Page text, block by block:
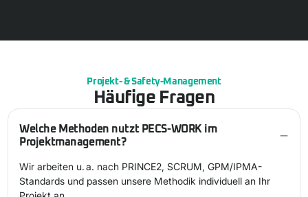
Projekt- & Safety-Management
Häufige Fragen
Welche Methoden nutzt PECS-WORK im
Projektmanagement?
Wir arbeiten u. a. nach PRINCE2, SCRUM, GPM/IPMA-
Standards und passen unsere Methodik individuell an Ihr